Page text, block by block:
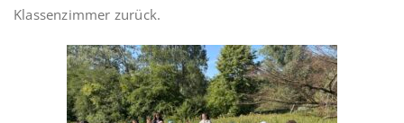
Klassenzimmer zurück.